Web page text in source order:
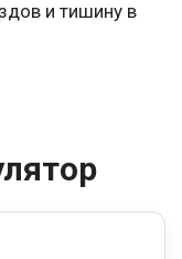
и тишину в